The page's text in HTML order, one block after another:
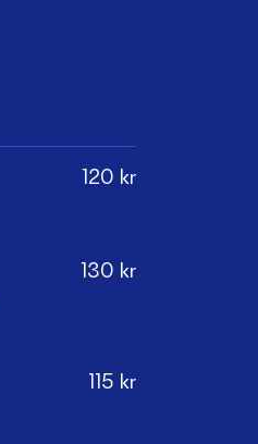
120 kr
130 kr
115 kr